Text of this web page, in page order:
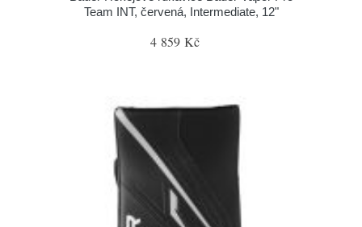
Team INT, červená, Intermediate, 12"
4 859 Kč